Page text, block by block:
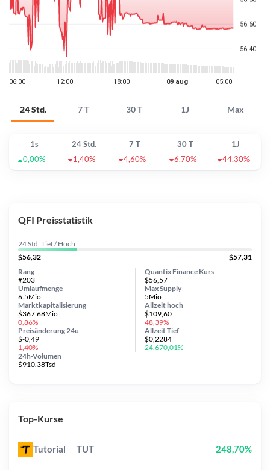
24 Std. 7 T 30 T 1J Max
1s 24 Std. 7 T 30 T
1J
0,00%
1,40% 4,60% 6,70% 44,30%
QFI Preisstatistik
24 Std. Tief / Hoch
$56,32
$57,31
Quantix Finance Kurs
$56,57
Umlaufmenge
6.5Mio
Preisänderung 24u
$-0,49
1,40%
Max Supply
5Mio
Marktkapitalisierung
$367.68Mio
0,86%
24h-Volumen
$910.38Tsd
Rang
#203
Allzeithoch
$109,60
48,39%
AllzeitTief
$0,2284
24.670,01%
Top-Kurse
Tutorial TUT 248,70%